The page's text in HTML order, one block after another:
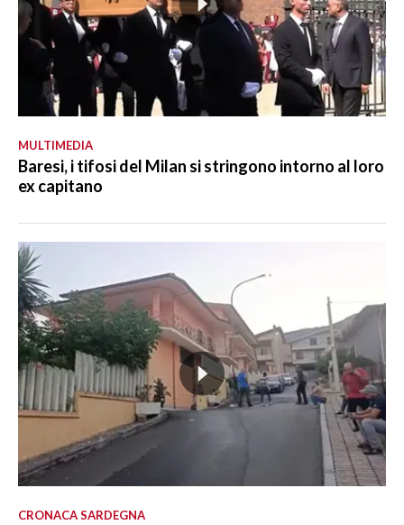
MULTIMEDIA
Baresi, i tifosi del Milan si stringono intorno al loro
ex capitano
CRONACA SARDEGNA